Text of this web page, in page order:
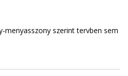
menyasszony szerint tervben sem